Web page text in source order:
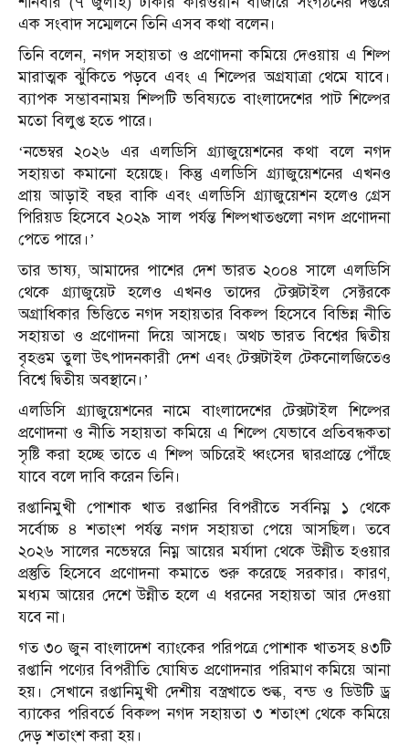
এক সংবাদ সম্মেলনে তিনি এসব কথা বলেন।
তিনি বলেন, নগদ সহায়তা ও প্রণোদনা কমিয়ে দেওয়ায় এ শিল্প
মারাত্মক ঝুঁকিতে পড়বে এবং এ শিল্পের অগ্রযাত্রা থেমে যাবে।
ব্যাপক সম্ভাবনাময় শিল্পটি ভবিষ্যতে বাংলাদেশের পাট শিল্পের
মতো বিলুপ্ত হতে পারে।
‘নভেম্বর ২০২৬ এর এলডিসি গ্র্যাজুয়েশনের কথা বলে নগদ
সহায়তা কমানো হয়েছে। কিন্তু এলডিসি গ্র্যাজুয়েশনের এখনও
প্রায় আড়াই বছর বাকি এবং এলডিসি গ্র্যাজুয়েশন হলেও গ্রেস
পিরিয়ড হিসেবে ২০২৯ সাল পর্যন্ত শিল্পখাতগুলো নগদ প্রণোদনা
পেতে পারে।’
তার ভাষ্য, আমাদের পাশের দেশ ভারত ২০০৪ সালে এলডিসি
থেকে গ্র্যাজুয়েট হলেও এখনও তাদের টেক্সটাইল সেক্টরকে
অগ্রাধিকার ভিত্তিতে নগদ সহায়তার বিকল্প হিসেবে বিভিন্ন নীতি
সহায়তা ও প্রণোদনা দিয়ে আসছে। অথচ ভারত বিশ্বের দ্বিতীয়
বৃহত্তম তুলা উৎপাদনকারী দেশ এবং টেক্সটাইল টেকনোলজিতেও
বিশ্বে দ্বিতীয় অবস্থানে।’
এলডিসি গ্র্যাজুয়েশনের নামে বাংলাদেশের টেক্সটাইল শিল্পের
প্রণোদনা ও নীতি সহায়তা কমিয়ে এ শিল্পে যেভাবে প্রতিবন্ধকতা
সৃষ্টি করা হচ্ছে তাতে এ শিল্প অচিরেই ধ্বংসের দ্বারপ্রান্তে পৌঁছে
যাবে বলে দাবি করেন তিনি।
রপ্তানিমুখী পোশাক খাত রপ্তানির বিপরীতে সর্বনিম্ন ১ থেকে
সর্বোচ্চ ৪ শতাংশ পর্যন্ত নগদ সহায়তা পেয়ে আসছিল। তবে
২০২৬ সালের নভেম্বরে নিম্ন আয়ের মর্যাদা থেকে উন্নীত হওয়ার
প্রস্তুতি হিসেবে প্রণোদনা কমাতে শুরু করেছে সরকার। কারণ,
মধ্যম আয়ের দেশে উন্নীত হলে এ ধরনের সহায়তা আর দেওয়া
যবে না।
গত ৩০ জুন বাংলাদেশ ব্যাংকের পরিপত্রে পোশাক খাতসহ ৪৩টি
রপ্তানি পণ্যের বিপরীতি ঘোষিত প্রণোদনার পরিমাণ কমিয়ে আনা
হয়। সেখানে রপ্তানিমুখী দেশীয় বস্ত্রখাতে শুল্ক, বন্ড ও ডিউটি ড্র
ব্যাকের পরিবর্তে বিকল্প নগদ সহায়তা ৩ শতাংশ থেকে কমিয়ে
দেড় শতাংশ করা হয়।